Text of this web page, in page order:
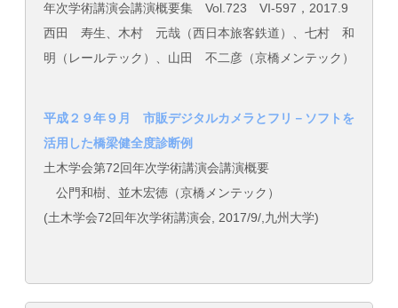
年次学術講演会講演概要集 Vol.723 VI-597，2017.9
西田 寿生、木村 元哉（西日本旅客鉄道）、七村 和
明（レールテック）、山田 不二彦（京橋メンテック）
平成２９年９月 市販デジタルカメラとフリ－ソフトを
活用した橋梁健全度診断例
土木学会第72回年次学術講演会講演概要
公門和樹、並木宏徳（京橋メンテック）
(土木学会72回年次学術講演会, 2017/9/,九州大学)